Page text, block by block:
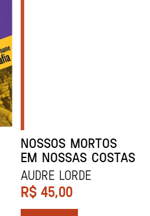
NOSSOS MORTOS
EM NOSSAS COSTAS
Audre Lorde
R$ 45,00